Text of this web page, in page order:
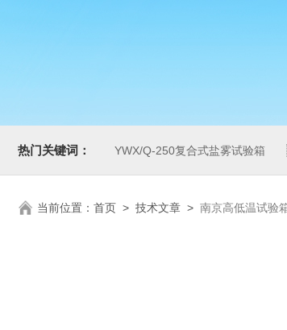
热门关键词： YWX/Q-250复合式盐雾试验箱
当前位置： 首页 > 技术文章 > 南京高低温试验